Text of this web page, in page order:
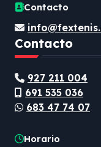
Contacto
Contacto
927 211 004
691 535 036
683 47 74 07
Horario